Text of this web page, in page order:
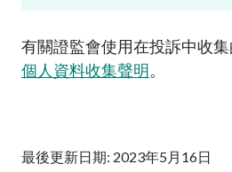
有關證監會使用在投訴中收
個人資料收集聲明。
最後更新日期: 2023年5月16日